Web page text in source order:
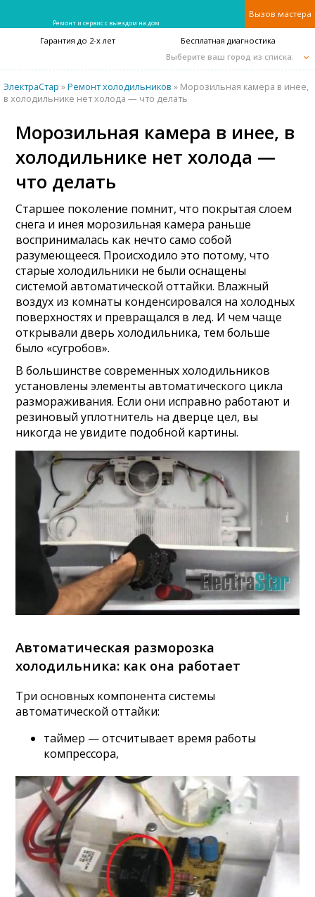
Вызов мастера
Ремонт и сервис с выездом на дом
Гарантия до 2-х лет
Бесплатная диагностика
Выберите ваш город из списка:
ЭлектраСтар »Ремонт холодильников » Морозильная камера в инее,
в холодильнике нет холода — что делать
Морозильная камера в инее, в
холодильнике нет холода —
что делать
Старшее поколение помнит, что покрытая слоем
снега и инея морозильная камера раньше
воспринималась как нечто само собой
разумеющееся. Происходило это потому, что
старые холодильники не были оснащены
системой автоматической оттайки. Влажный
воздух из комнаты конденсировался на холодных
поверхностях и превращался в лед. И чем чаще
открывали дверь холодильника, тем больше
было «сугробов».
В большинстве современных холодильников
установлены элементы автоматического цикла
размораживания. Если они исправно работают и
резиновый уплотнитель на дверце цел, вы
никогда не увидите подобной картины.
Автоматическая разморозка
холодильника: как она работает
Три основных компонента системы
автоматической оттайки:
таймер — отсчитывает время работы
компрессора,